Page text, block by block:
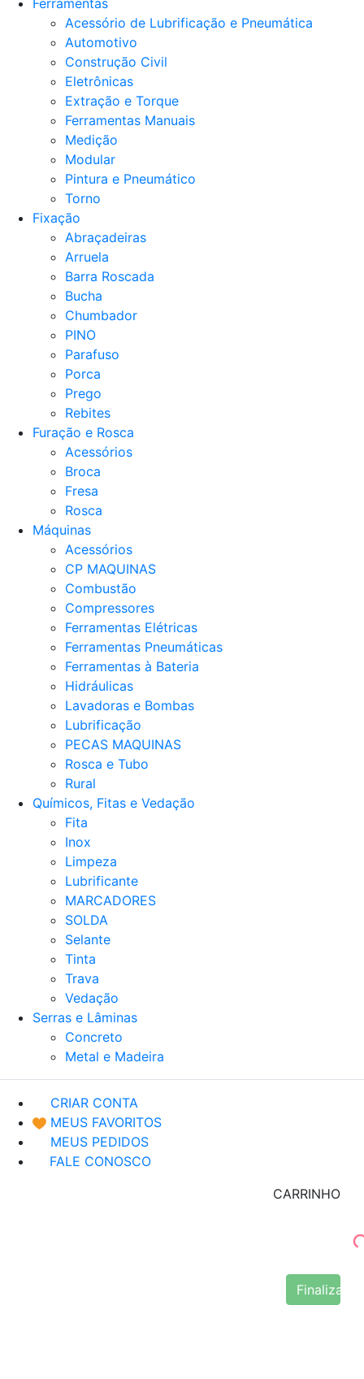
Ferramentas
Acessório de Lubrificação e Pneumática
Automotivo
Construção Civil
Eletrônicas
Extração e Torque
Ferramentas Manuais
Medição
Modular
Pintura e Pneumático
Torno
Fixação
Abraçadeiras
Arruela
Barra Roscada
Bucha
Chumbador
PINO
Parafuso
Porca
Prego
Rebites
Furação e Rosca
Acessórios
Broca
Fresa
Rosca
Máquinas
Acessórios
CP MAQUINAS
Combustão
Compressores
Ferramentas Elétricas
Ferramentas Pneumáticas
Ferramentas à Bateria
Hidráulicas
Lavadoras e Bombas
Lubrificação
PECAS MAQUINAS
Rosca e Tubo
Rural
Químicos, Fitas e Vedação
Fita
Inox
Limpeza
Lubrificante
MARCADORES
SOLDA
Selante
Tinta
Trava
Vedação
Serras e Lâminas
Concreto
Metal e Madeira
CRIAR CONTA
MEUS FAVORITOS
MEUS PEDIDOS
FALE CONOSCO
CARRINHO
Finalizar